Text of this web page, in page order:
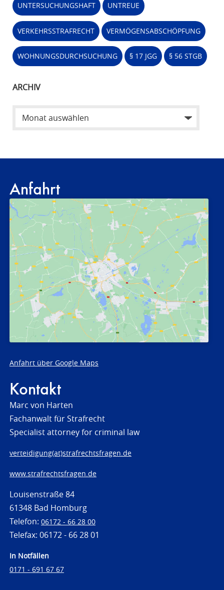
UNTERSUCHUNGSHAFT UNTREUE
VERKEHRSSTRAFRECHT VERMÖGENSABSCHÖPFUNG
WOHNUNGSDURCHSUCHUNG § 17 JGG § 56 STGB
ARCHIV
Anfahrt
Anfahrt über Google Maps
Kontakt
Marc von Harten
Fachanwalt für Strafrecht
Specialist attorney for criminal law
verteidigung(at)strafrechtsfragen.de
www.strafrechtsfragen.de
Louisenstraße 84
61348 Bad Homburg
Telefon: 06172 - 66 28 00
Telefax: 06172 - 66 28 01
In Notfällen
0171 - 691 67 67